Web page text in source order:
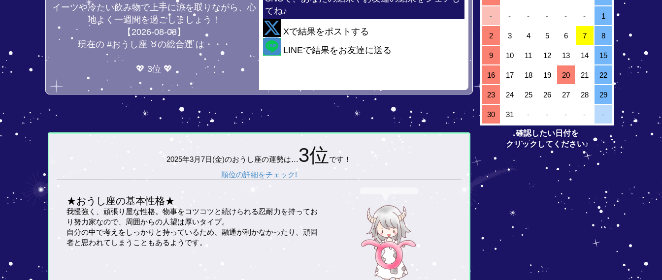
イーツや冷たい飲み物で上手に涼を取りながら、心
地よく一週間を過ごしましょう！
【2026-08-08】
現在の #おうし座 ♉の総合運 は・・・
💖 3位 💖
てね♪
Xで結果をポストする
LINEで結果をお友達に送る
2025年3月7日(金)のおうし座の運勢は…3位です！
順位の詳細をチェック!
★おうし座の基本性格★
我慢強く、頑張り屋な性格。物事をコツコツと続けられる忍耐力を持ってお
り努力家なので、周囲からの人望は厚いタイプ。
自分の中で考えをしっかりと持っているため、融通が利かなかったり、頑固
者と思われてしまうこともあるようです。
- - - - - - 1
2 3 4 5 6 7 8
9 10 11 12 13 14 15
16 17 18 19 20 21 22
23 24 25 26 27 28 29
30 31 - - - - -
確認したい日付を
クリックしてください♪